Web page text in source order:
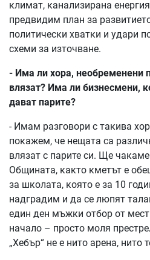
климат, канализирана
предвидим план за
политически хватки и удари
схеми за източване.
- Има ли хора, необременени
влязат? Има ли бизнесмени,
дават парите?
- Имам разговори с такива
покажем, че нещата са
влязат с парите си. Ще
Общината, както кметът е
за школата, която е за 10
надградим и да се люпят
един ден мъжки отбор от
начало – просто моля
„Хебър“ не е нито арена, нито